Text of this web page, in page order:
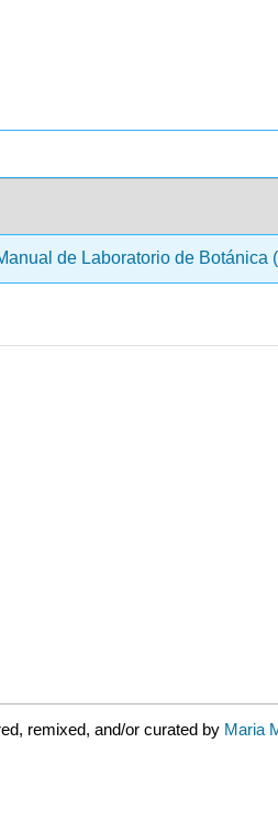
de Laboratorio de Botánica
remixed, and/or curated by Maria